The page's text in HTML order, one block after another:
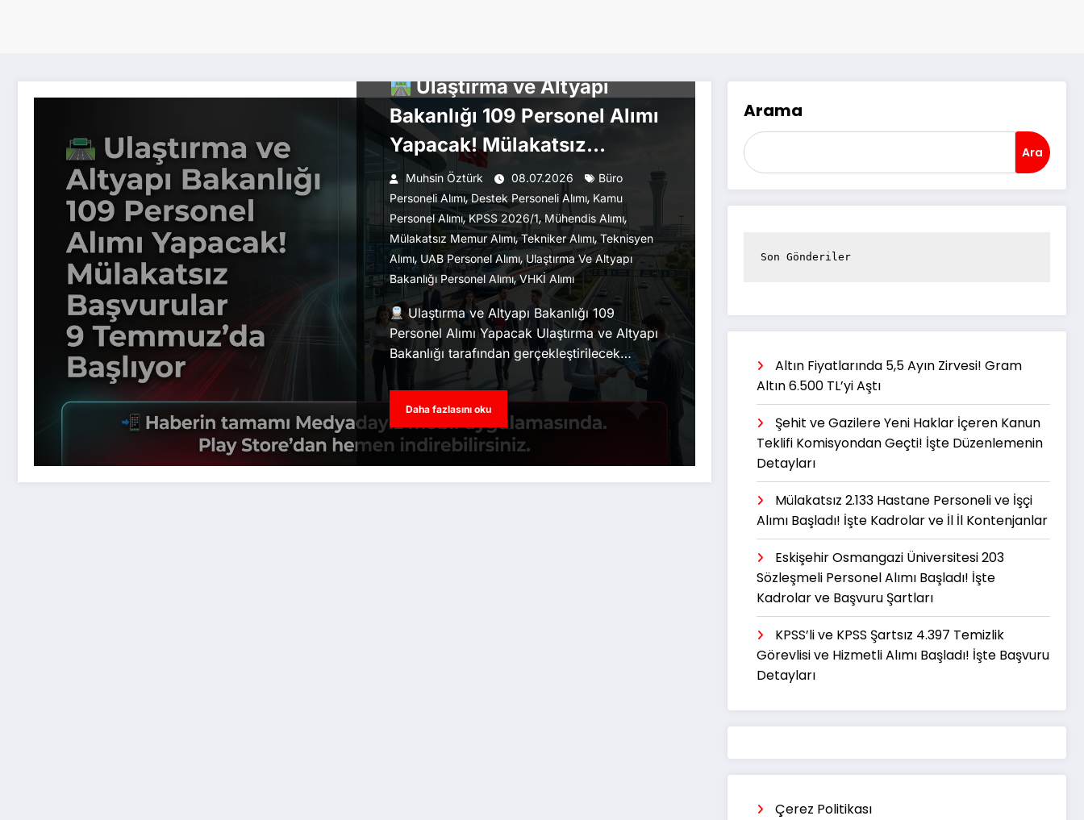
Ulaştırma ve Altyapı
Bakanlığı 109 Personel Alımı
Yapacak! Mülakatsız
Başvurular 9 Temmuz’da
Başlıyor
Muhsin Öztürk 08.07.2026
Büro
Personeli Alımı,Destek Personeli Alımı, Kamu
Personel Alımı,KPSS 2026/1,Mühendis Alımı,
Mülakatsız Memur Alımı,Tekniker Alımı,Teknisyen
Alımı, UAB Personel Alımı,Ulaştırma Ve Altyapı
Bakanlığı Personel Alımı,VHKİ Alımı
Ulaştırma ve Altyapı Bakanlığı 109
Personel Alımı Yapacak Ulaştırma ve Altyapı
Bakanlığı tarafından gerçekleştirilecek…
Daha fazlasını oku
Arama
Ara
Son Gönderiler
Altın Fiyatlarında 5,5 Ayın Zirvesi! Gram
Altın 6.500 TL’yi Aştı
Şehit ve Gazilere Yeni Haklar İçeren Kanun
Teklifi Komisyondan Geçti! İşte Düzenlemenin
Detayları
Mülakatsız 2.133 Hastane Personeli ve İşçi
Alımı Başladı! İşte Kadrolar ve İl İl Kontenjanlar
Eskişehir Osmangazi Üniversitesi 203
Sözleşmeli Personel Alımı Başladı! İşte
Kadrolar ve Başvuru Şartları
KPSS’li ve KPSS Şartsız 4.397 Temizlik
Görevlisi ve Hizmetli Alımı Başladı! İşte Başvuru
Detayları
Çerez Politikası